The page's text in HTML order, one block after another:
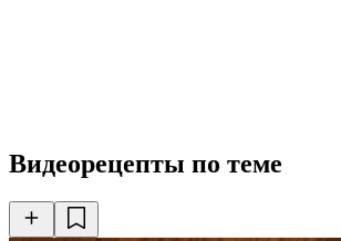
Видеорецепты по теме